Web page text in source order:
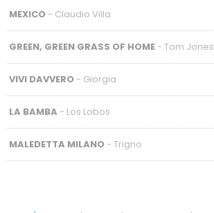
MEXICO- Claudio Villa
GREEN, GREEN GRASS OF HOME- Tom Jones
VIVI DAVVERO- Giorgia
LA BAMBA - Los Lobos
MALEDETTA MILANO- Trigno